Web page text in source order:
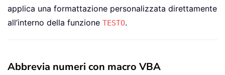
applica una formattazione personalizzata direttamente
all’interno della funzione TESTO.
Abbrevia numeri con macro VBA